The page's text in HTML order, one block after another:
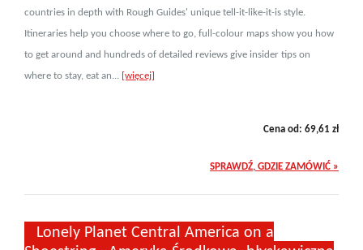
countries in depth with Rough Guides' unique tell-it-like-it-is style.
Itineraries help you choose where to go, full-colour maps show you how
to get around and hundreds of detailed reviews give insider tips on
where to stay, eat an... [więcej]
Cena od: 69,61 zł
SPRAWDŹ, GDZIE ZAMÓWIĆ »
Lonely Planet Central America on a